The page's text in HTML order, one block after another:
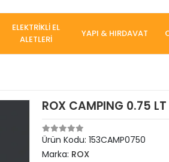
ELEKTRİKLİ EL
ALETLERİ
YAPI & HIRDAVAT
ROX CAMPING 0.75
Ürün Kodu: 153CAMP0750
Marka: ROX